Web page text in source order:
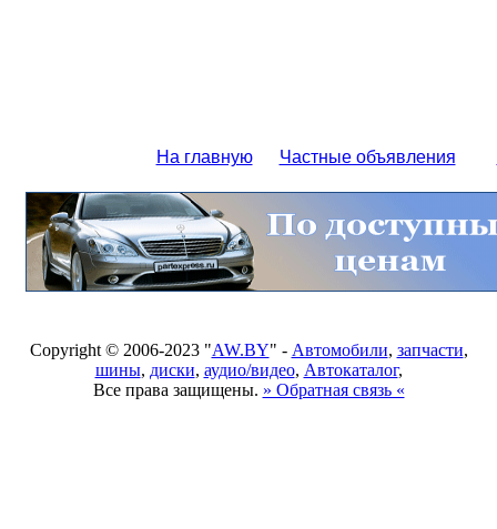
На главную Частные объявления
Copyright © 2006-2023 "AW.BY" - Автомобили, запчасти,
шины, диски, аудио/видео, Автокаталог,
Все права защищены. » Обратная связь «